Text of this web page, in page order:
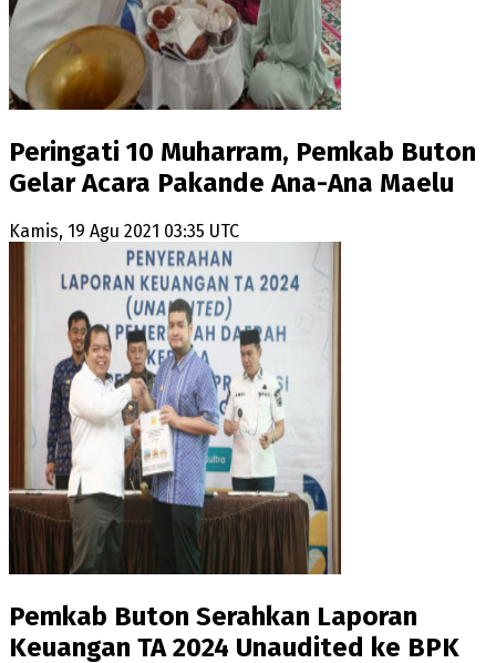
Peringati 10 Muharram, Pemkab Buton
Gelar Acara Pakande Ana-Ana Maelu
Kamis, 19 Agu 2021 03:35 UTC
Pemkab Buton Serahkan Laporan
Keuangan TA 2024 Unaudited ke BPK